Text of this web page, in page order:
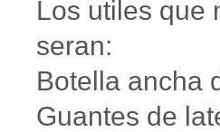
Los utiles que
seran:
Botella ancha
Guantes de